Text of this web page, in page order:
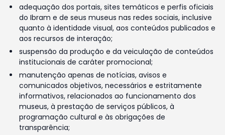
adequação dos portais, sites temáticos e perfis oficiais
do Ibram e de seus museus nas redes sociais, inclusive
quanto à identidade visual, aos conteúdos publicados e
aos recursos de interação;
suspensão da produção e da veiculação de conteúdos
institucionais de caráter promocional;
manutenção apenas de notícias, avisos e
comunicados objetivos, necessários e estritamente
informativos, relacionados ao funcionamento dos
museus, à prestação de serviços públicos, à
programação cultural e às obrigações de
transparência;